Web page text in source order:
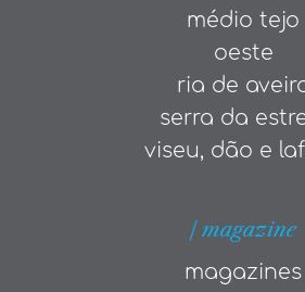
médio tejo
oeste
ria de
serra da
viseu, dão e
| magazine
magazines